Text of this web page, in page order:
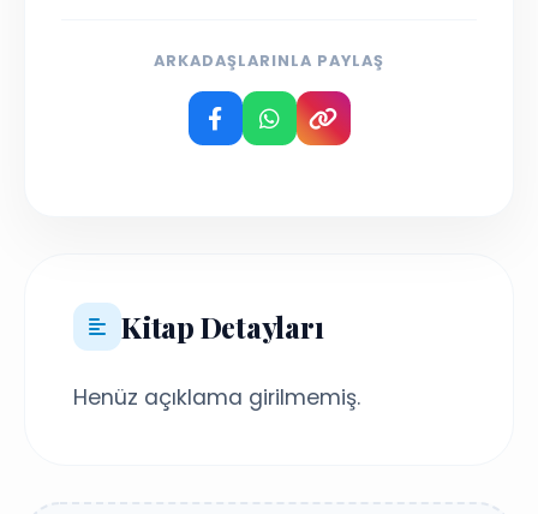
ARKADAŞLARINLA PAYLAŞ
Kitap Detayları
Henüz açıklama girilmemiş.